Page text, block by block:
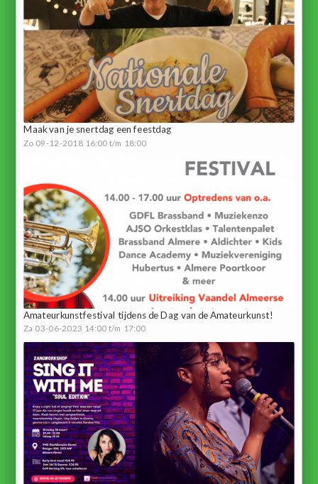
Maak van je snertdag een feestdag
Zo 09-12-2018 16:00 t/m 18:00
Amateurkunstfestival tijdens de Dag van de Amateurkunst!
Za 03-06-2023 14:00 t/m 17:00